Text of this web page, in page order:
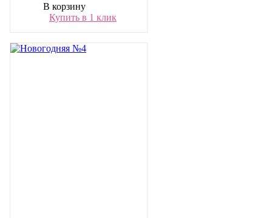
В корзину
Купить в 1 клик